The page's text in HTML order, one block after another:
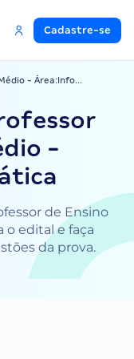
Cadastre-se
- Área:Info...
-
de Ensino
o edital e faça
da prova.